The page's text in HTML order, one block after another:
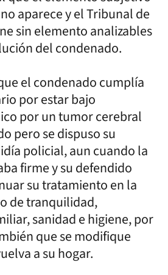
aparece y el Tribunal de
sin elemento analizables
del condenado.
el condenado cumplía
por estar bajo
por un tumor cerebral
pero se dispuso su
policial, aun cuando la
firme y su defendido
su tratamiento en la
de tranquilidad,
sanidad e higiene, por
que se modifique
a su hogar.